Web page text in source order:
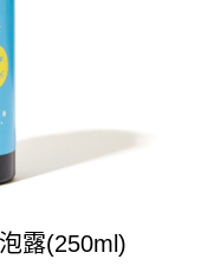
露(250ml)